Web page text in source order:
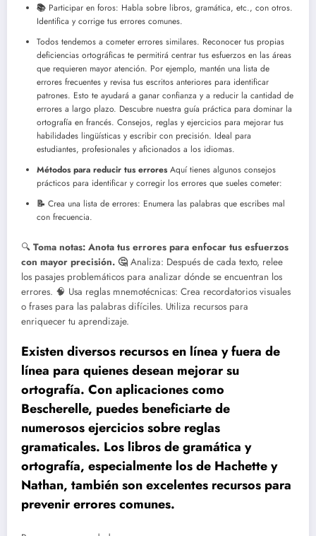
📚 Participar en foros: Habla sobre libros, gramática, etc., con otros.
Identifica y corrige tus errores comunes.
Todos tendemos a cometer errores similares. Reconocer tus propias
deficiencias ortográficas te permitirá centrar tus esfuerzos en las áreas
que requieren mayor atención. Por ejemplo, mantén una lista de
errores frecuentes y revisa tus escritos anteriores para identificar
patrones. Esto te ayudará a ganar confianza y a reducir la cantidad de
errores a largo plazo. Descubre nuestra guía práctica para dominar la
ortografía en francés. Consejos, reglas y ejercicios para mejorar tus
habilidades lingüísticas y escribir con precisión. Ideal para
estudiantes, profesionales y aficionados a los idiomas.
Métodos para reducir tus erroresAquí tienes algunos consejos
prácticos para identificar y corregir los errores que sueles cometer:
📝 Crea una lista de errores: Enumera las palabras que escribes mal
con frecuencia.
🔍 Toma notas: Anota tus errores para enfocar tus esfuerzos
con mayor precisión. 🤔 Analiza: Después de cada texto, relee
los pasajes problemáticos para analizar dónde se encuentran los
errores. 🧠 Usa reglas mnemotécnicas: Crea recordatorios visuales
o frases para las palabras difíciles. Utiliza recursos para
enriquecer tu aprendizaje.
Existen diversos recursos en línea y fuera de
línea para quienes desean mejorar su
ortografía. Con aplicaciones como
Bescherelle, puedes beneficiarte de
numerosos ejercicios sobre reglas
gramaticales. Los libros de gramática y
ortografía, especialmente los de Hachette y
Nathan, también son excelentes recursos para
prevenir errores comunes.